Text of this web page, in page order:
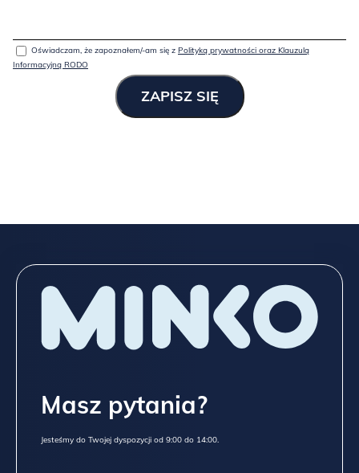
Oświadczam, że zapoznałem/-am się z Polityką prywatności oraz Klauzulą
Informacyjną RODO
Masz pytania?
Jesteśmy do Twojej dyspozycji od 9:00 do 14:00.